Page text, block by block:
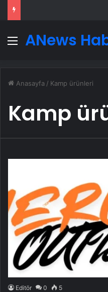
MenüANews
Anasayfa / Kamp ürünleri
Kamp
Editör 0 5